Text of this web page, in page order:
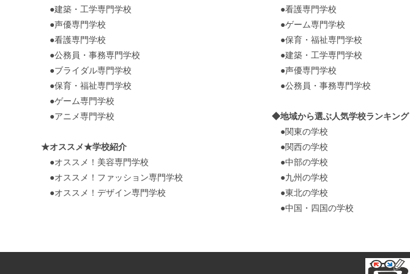
●建築・工学専門学校
●声優専門学校
●看護専門学校
●公務員・事務専門学校
●ブライダル専門学校
●保育・福祉専門学校
●ゲーム専門学校
●アニメ専門学校
★オススメ★学校紹介
●オススメ！美容専門学校
●オススメ！ファッション専門学校
●オススメ！デザイン専門学校
●看護専門学校
●ゲーム専門学校
●保育・福祉専門学校
●建築・工学専門学校
●声優専門学校
●公務員・事務専門学校
◆地域から選ぶ人気学校ランキング
●関東の学校
●関西の学校
●中部の学校
●九州の学校
●東北の学校
●中国・四国の学校